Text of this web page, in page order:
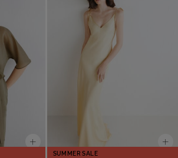
SUMMER SALE